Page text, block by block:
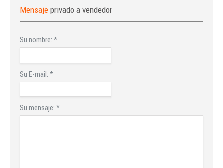
Mensaje privado a vendedor
Su nombre: *
Su E-mail: *
Su mensaje: *